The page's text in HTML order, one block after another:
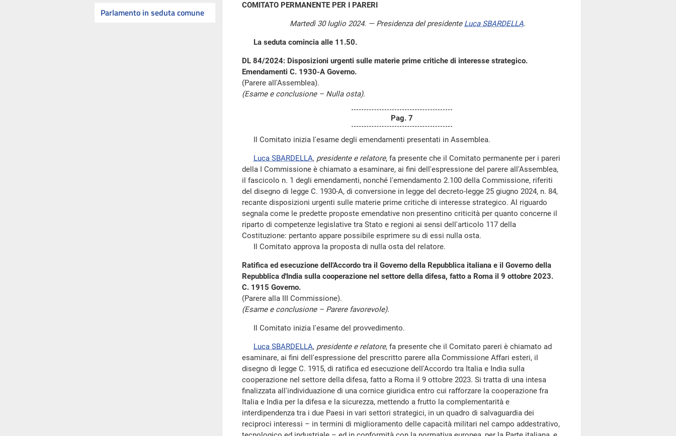
Parlamento in seduta comune
COMITATO PERMANENTE PER I PARERI
Martedì 30 luglio 2024. — Presidenza del presidente Luca SBARDELLA.
La seduta comincia alle 11.50.
DL 84/2024: Disposizioni urgenti sulle materie prime critiche di interesse strategico.
Emendamenti C. 1930-A Governo.
(Parere all'Assemblea).
(Esame e conclusione – Nulla osta).
Pag. 7
Il Comitato inizia l'esame degli emendamenti presentati in Assemblea.
Luca SBARDELLA, presidente e relatore, fa presente che il Comitato permanente per i pareri
della I Commissione è chiamato a esaminare, ai fini dell'espressione del parere all'Assemblea,
il fascicolo n. 1 degli emendamenti, nonché l'emendamento 2.100 della Commissione, riferiti
del disegno di legge C. 1930-A, di conversione in legge del decreto-legge 25 giugno 2024, n. 84,
recante disposizioni urgenti sulle materie prime critiche di interesse strategico. Al riguardo
segnala come le predette proposte emendative non presentino criticità per quanto concerne il
riparto di competenze legislative tra Stato e regioni ai sensi dell'articolo 117 della
Costituzione: pertanto appare possibile esprimere su di essi nulla osta.
Il Comitato approva la proposta di nulla osta del relatore.
Ratifica ed esecuzione dell'Accordo tra il Governo della Repubblica italiana e il Governo della
Repubblica d'India sulla cooperazione nel settore della difesa, fatto a Roma il 9 ottobre 2023.
C. 1915 Governo.
(Parere alla III Commissione).
(Esame e conclusione – Parere favorevole).
Il Comitato inizia l'esame del provvedimento.
Luca SBARDELLA, presidente e relatore, fa presente che il Comitato pareri è chiamato ad
esaminare, ai fini dell'espressione del prescritto parere alla Commissione Affari esteri, il
disegno di legge C. 1915, di ratifica ed esecuzione dell'Accordo tra Italia e India sulla
cooperazione nel settore della difesa, fatto a Roma il 9 ottobre 2023. Si tratta di una intesa
finalizzata all'individuazione di una cornice giuridica entro cui rafforzare la cooperazione fra
Italia e India per la difesa e la sicurezza, mettendo a frutto la complementarità e
interdipendenza tra i due Paesi in vari settori strategici, in un quadro di salvaguardia dei
reciproci interessi – in termini di miglioramento delle capacità militari nel campo addestrativo,